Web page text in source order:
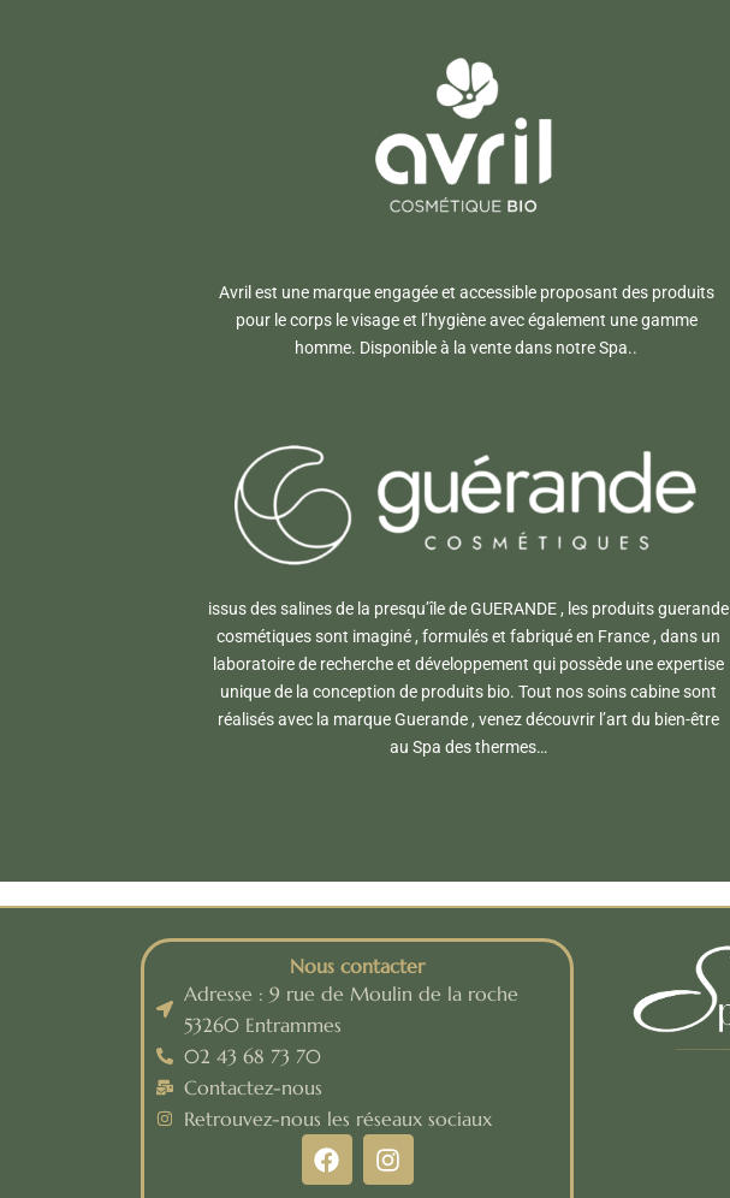
Avril est une marque engagée et accessible proposant des produits
pour le corps le visage et l’hygiène avec également une gamme
homme. Disponible à la vente dans notre Spa..
issus des salines de la presqu’île de GUERANDE , les produits guerande
cosmétiques sont imaginé , formulés et fabriqué en France , dans un
laboratoire de recherche et développement qui possède une expertise
unique de la conception de produits bio. Tout nos soins cabine sont
réalisés avec la marque Guerande , venez découvrir l’art du bien-être
au Spa des thermes…
Nous contacter
Adresse : 9 rue de Moulin de la roche
53260 Entrammes
02 43 68 73 70
Contactez-nous
Retrouvez-nous les réseaux sociaux
F
a
I
n